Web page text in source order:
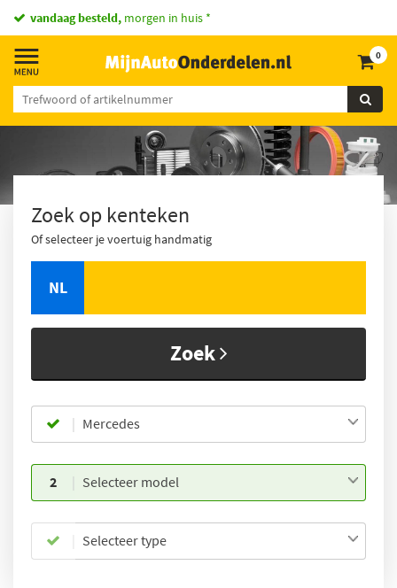
vandaag besteld, morgen in huis *
0
Zoek op kenteken
Of selecteer je voertuig handmatig
NL
Zoek
Mercedes
2 Selecteer model
Selecteer type